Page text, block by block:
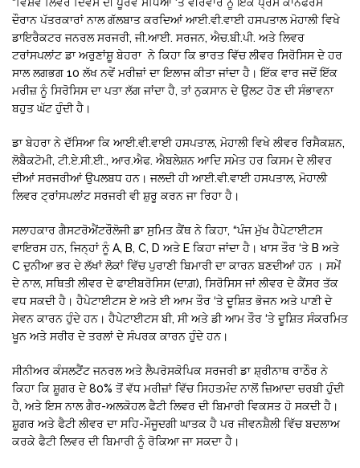
ਦੌਰਾਨ ਪੱਤਰਕਾਰਾਂ ਨਾਲ ਗੱਲਬਾਤ ਕਰਦਿਆਂ ਆਈ.ਵੀ.ਵਾਈ ਹਸਪਤਾਲ ਮੋਹਾਲੀ ਵਿਖੇ
ਡਾਇਰੈਕਟਰ ਜਨਰਲ ਸਰਜਰੀ, ਜੀ.ਆਈ. ਸਰਜਨ, ਐਚ.ਬੀ.ਪੀ. ਅਤੇ ਲਿਵਰ
ਟਰਾਂਸਪਲਾਂਟ ਡਾ ਅਰੁਣਾਂਸ਼ੂ ਬੇਹਰਾ ਨੇ ਕਿਹਾ ਕਿ ਭਾਰਤ ਵਿੱਚ ਲੀਵਰ ਸਿਰੋਸਿਸ ਦੇ ਹਰ
ਸਾਲ ਲਗਭਗ 10 ਲੱਖ ਨਵੇਂ ਮਰੀਜ਼ਾਂ ਦਾ ਇਲਾਜ ਕੀਤਾ ਜਾਂਦਾ ਹੈ। ਇੱਕ ਵਾਰ ਜਦੋਂ ਇੱਕ
ਮਰੀਜ਼ ਨੂੰ ਸਿਰੋਸਿਸ ਦਾ ਪਤਾ ਲੱਗ ਜਾਂਦਾ ਹੈ, ਤਾਂ ਨੁਕਸਾਨ ਦੇ ਉਲਟ ਹੋਣ ਦੀ ਸੰਭਾਵਨਾ
ਬਹੁਤ ਘੱਟ ਹੁੰਦੀ ਹੈ।
ਡਾ ਬੇਹਰਾ ਨੇ ਦੱਸਿਆ ਕਿ ਆਈ.ਵੀ.ਵਾਈ ਹਸਪਤਾਲ, ਮੋਹਾਲੀ ਵਿਖੇ ਲੀਵਰ ਰਿਸੈਕਸ਼ਨ,
ਲੋਬੈਕਟੋਮੀ, ਟੀ.ਏ.ਸੀ.ਈ., ਆਰ.ਐਫ. ਐਬਲੇਸ਼ਨ ਆਦਿ ਸਮੇਤ ਹਰ ਕਿਸਮ ਦੇ ਲੀਵਰ
ਦੀਆਂ ਸਰਜਰੀਆਂ ਉਪਲਬਧ ਹਨ। ਜਲਦੀ ਹੀ ਆਈ.ਵੀ.ਵਾਈ ਹਸਪਤਾਲ, ਮੋਹਾਲੀ
ਲਿਵਰ ਟ੍ਰਾਂਸਪਲਾਂਟ ਸਰਜਰੀ ਵੀ ਸ਼ੁਰੂ ਕਰਨ ਜਾ ਰਿਹਾ ਹੈ।
ਸਲਾਹਕਾਰ ਗੈਸਟਰੋਐਂਟਰੌਲੋਜੀ ਡਾ ਸੁਮਿਤ ਕੈਂਥ ਨੇ ਕਿਹਾ, “ਪੰਜ ਮੁੱਖ ਹੈਪੇਟਾਈਟਸ
ਵਾਇਰਸ ਹਨ, ਜਿਨ੍ਹਾਂ ਨੂੰ A, B, C, D ਅਤੇ E ਕਿਹਾ ਜਾਂਦਾ ਹੈ। ਖਾਸ ਤੌਰ ‘ਤੇ B ਅਤੇ
C ਦੁਨੀਆ ਭਰ ਦੇ ਲੱਖਾਂ ਲੋਕਾਂ ਵਿੱਚ ਪੁਰਾਣੀ ਬਿਮਾਰੀ ਦਾ ਕਾਰਨ ਬਣਦੀਆਂ ਹਨ । ਸਮੇਂ
ਦੇ ਨਾਲ, ਸਥਿਤੀ ਲੀਵਰ ਦੇ ਫਾਈਬਰੋਸਿਸ (ਦਾਗ਼), ਸਿਰੋਸਿਸ ਜਾਂ ਲੀਵਰ ਦੇ ਕੈਂਸਰ ਤੱਕ
ਵਧ ਸਕਦੀ ਹੈ। ਹੈਪੇਟਾਈਟਸ ਏ ਅਤੇ ਈ ਆਮ ਤੌਰ ‘ਤੇ ਦੂਸ਼ਿਤ ਭੋਜਨ ਅਤੇ ਪਾਣੀ ਦੇ
ਸੇਵਨ ਕਾਰਨ ਹੁੰਦੇ ਹਨ। ਹੈਪੇਟਾਈਟਸ ਬੀ, ਸੀ ਅਤੇ ਡੀ ਆਮ ਤੌਰ ‘ਤੇ ਦੂਸ਼ਿਤ ਸੰਕਰਮਿਤ
ਖੂਨ ਅਤੇ ਸਰੀਰ ਦੇ ਤਰਲਾਂ ਦੇ ਸੰਪਰਕ ਕਾਰਨ ਹੁੰਦੇ ਹਨ।
ਸੀਨੀਅਰ ਕੰਸਲਟੈਂਟ ਜਨਰਲ ਅਤੇ ਲੈਪਰੋਸਕੋਪਿਕ ਸਰਜਰੀ ਡਾ ਸ਼੍ਰੀਨਾਥ ਰਾਠੌਰ ਨੇ
ਕਿਹਾ ਕਿ ਸ਼ੂਗਰ ਦੇ 80% ਤੋਂ ਵੱਧ ਮਰੀਜ਼ਾਂ ਵਿੱਚ ਸਿਹਤਮੰਦ ਨਾਲੋਂ ਜ਼ਿਆਦਾ ਚਰਬੀ ਹੁੰਦੀ
ਹੈ, ਅਤੇ ਇਸ ਨਾਲ ਗੈਰ-ਅਲਕੋਹਲ ਫੈਟੀ ਲਿਵਰ ਦੀ ਬਿਮਾਰੀ ਵਿਕਸਤ ਹੋ ਸਕਦੀ ਹੈ।
ਸ਼ੂਗਰ ਅਤੇ ਫੈਟੀ ਲੀਵਰ ਦਾ ਸਹਿ-ਮੌਜੂਦਗੀ ਘਾਤਕ ਹੈ ਪਰ ਜੀਵਨਸ਼ੈਲੀ ਵਿੱਚ ਬਦਲਾਅ
ਕਰਕੇ ਫੈਟੀ ਲਿਵਰ ਦੀ ਬਿਮਾਰੀ ਨੂੰ ਰੋਕਿਆ ਜਾ ਸਕਦਾ ਹੈ।